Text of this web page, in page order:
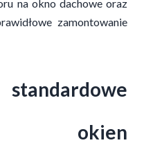
na okno dachowe oraz
zamontowanie
okien